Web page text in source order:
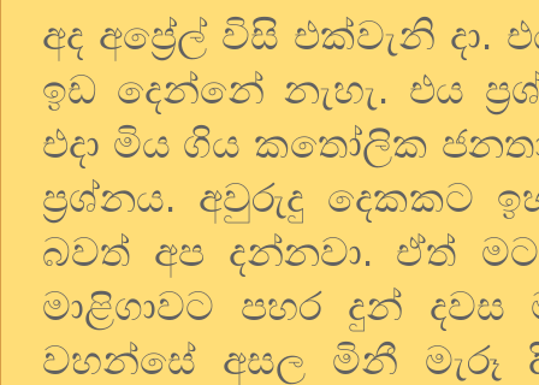
අද අප්‍රේල් විසි එක්වැනි
ඉඩ දෙන්නේ නැහැ. එය
එදා මිය ගිය කතෝලික
ප්‍රශ්නය. අවුරුදු දෙකකට
බවත් අප දන්නවා. ඒත් මට
මාළිගාවට පහර දුන්
වහන්සේ අසල මිනී මැරූ